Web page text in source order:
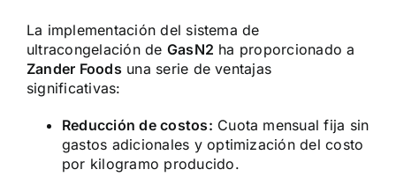
La implementación del sistema de
ultracongelación de GasN2 ha proporcionado a
Zander Foods una serie de ventajas
significativas:
Reducción de costos: Cuota mensual fija sin
gastos adicionales y optimización del costo
por kilogramo producido.